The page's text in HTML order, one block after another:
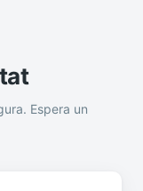
Espera un